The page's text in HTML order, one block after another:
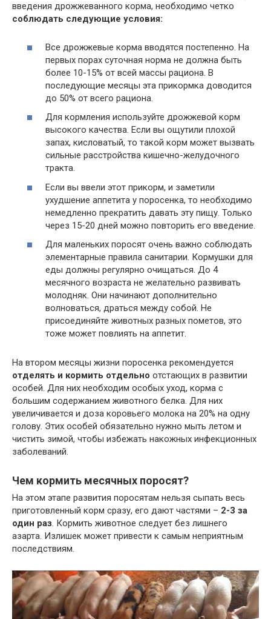
введения дрожжеванного корма, необходимо четко
соблюдать следующие условия:
Все дрожжевые корма вводятся постепенно. На
первых порах суточная норма не должна быть
более 10-15% от всей массы рациона. В
последующие месяцы эта прикормка доводится
до 50% от всего рациона.
Для кормления используйте дрожжевой корм
высокого качества. Если вы ощутили плохой
запах, кисловатый, то такой корм может вызвать
сильные расстройства кишечно-желудочного
тракта.
Если вы ввели этот прикорм, и заметили
ухудшение аппетита у поросенка, то необходимо
немедленно прекратить давать эту пищу. Только
через 15-20 дней можно повторить его введение.
Для маленьких поросят очень важно соблюдать
элементарные правила санитарии. Кормушки для
еды должны регулярно очищаться. До 4
месячного возраста не желательно развивать
молодняк. Они начинают дополнительно
волноваться, драться между собой. Не
присоединяйте животных разных пометов, это
тоже может повлиять на аппетит.
На втором месяцы жизни поросенка рекомендуется
отделять и кормить отдельно отстающих в развитии
особей. Для них необходим особых уход, корма с
большим содержанием животного белка. Для них
увеличивается и доза коровьего молока на 20% на одну
голову. Этих особей обязательно нужно мыть летом и
чистить зимой, чтобы избежать накожных инфекционных
заболеваний.
Чем кормить месячных поросят?
На этом этапе развития поросятам нельзя сыпать весь
приготовленный корм сразу, его дают частями – 2-3 за
один раз. Кормить животное следует без лишнего
азарта. Излишек может привести к самым неприятным
последствиям.